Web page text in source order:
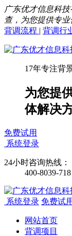
广东优才信息科
查，为您提供专业
背调流程 | 背调行
17年专注背
为您提
体解决
免费试用
系统登录
24小时咨询热线：
400-8039-718
系统登录 免费试用
网站首页
背调项目